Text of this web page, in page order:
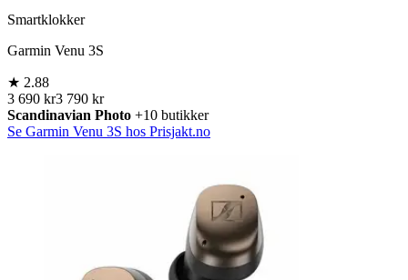
Smartklokker
Garmin Venu 3S
★ 2.88
3 690 kr3 790 kr
Scandinavian Photo +10 butikker
Se Garmin Venu 3S hos Prisjakt.no